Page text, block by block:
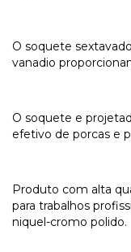
O soquete
vanadio
O soquete e
efetivo de porcas e
Produto com alta
para trabalhos
niquel-cromo polido.